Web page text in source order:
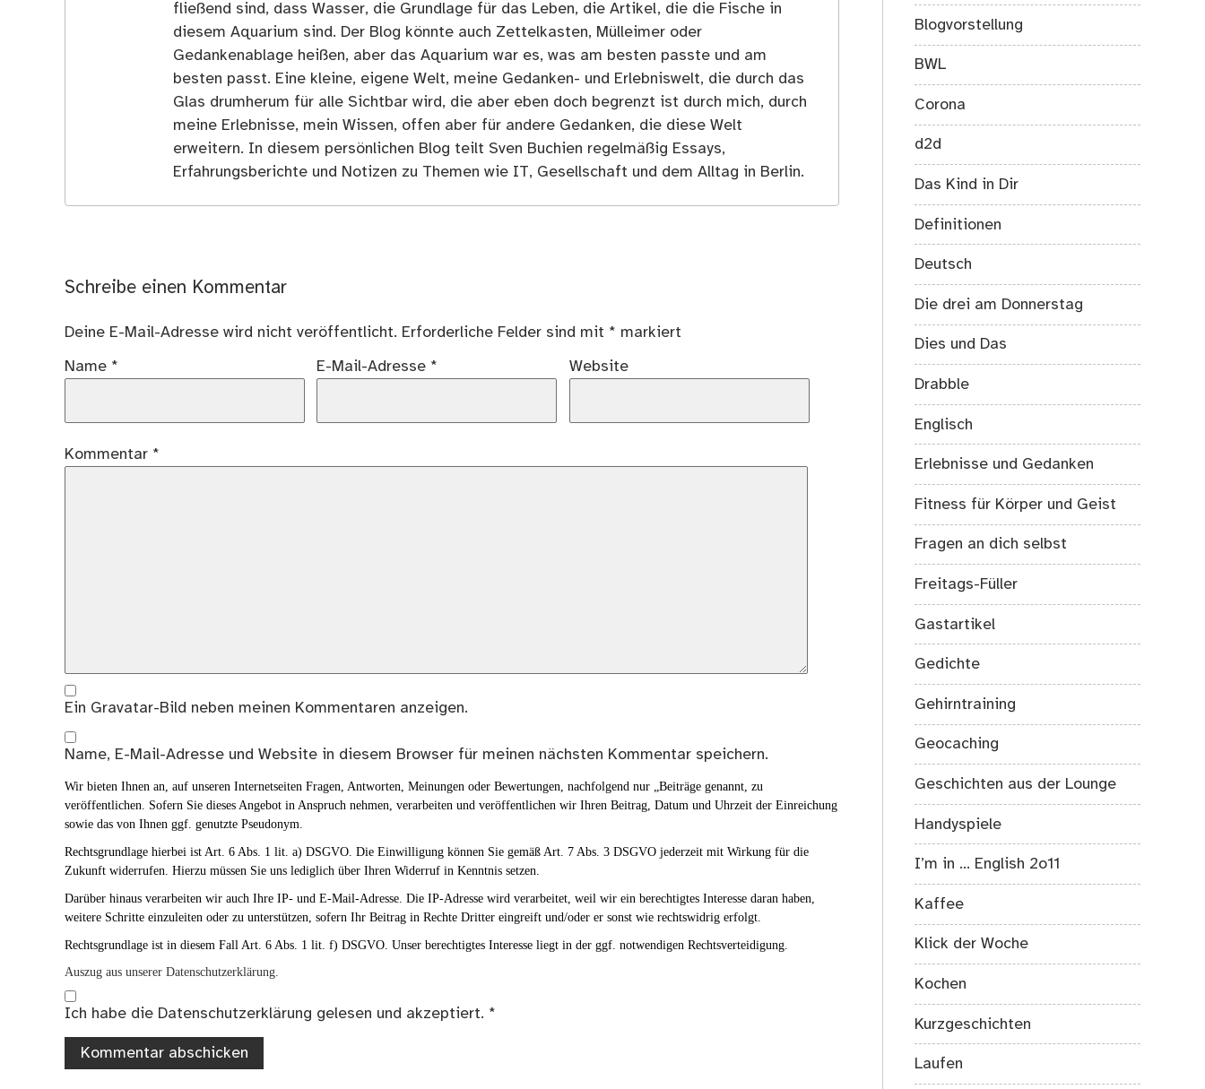
fließend sind, dass Wasser, die Grundlage für das Leben, die Artikel, die die Fische in
diesem Aquarium sind. Der Blog könnte auch Zettelkasten, Mülleimer oder
Gedankenablage heißen, aber das Aquarium war es, was am besten passte und am
besten passt. Eine kleine, eigene Welt, meine Gedanken- und Erlebniswelt, die durch das
Glas drumherum für alle Sichtbar wird, die aber eben doch begrenzt ist durch mich, durch
meine Erlebnisse, mein Wissen, offen aber für andere Gedanken, die diese Welt
erweitern. In diesem persönlichen Blog teilt Sven Buchien regelmäßig Essays,
Erfahrungsberichte und Notizen zu Themen wie IT, Gesellschaft und dem Alltag in Berlin.
Schreibe einen Kommentar
Deine E-Mail-Adresse wird nicht veröffentlicht. Erforderliche Felder sind mit * markiert
Name * E-Mail-Adresse * Website
Kommentar *
Ein Gravatar-Bild neben meinen Kommentaren anzeigen.
Name, E-Mail-Adresse und Website in diesem Browser für meinen nächsten Kommentar speichern.
Wir bieten Ihnen an, auf unseren Internetseiten Fragen, Antworten, Meinungen oder Bewertungen, nachfolgend nur „Beiträge genannt, zu
veröffentlichen. Sofern Sie dieses Angebot in Anspruch nehmen, verarbeiten und veröffentlichen wir Ihren Beitrag, Datum und Uhrzeit der Einreichung
sowie das von Ihnen ggf. genutzte Pseudonym.
Rechtsgrundlage hierbei ist Art. 6 Abs. 1 lit. a) DSGVO. Die Einwilligung können Sie gemäß Art. 7 Abs. 3 DSGVO jederzeit mit Wirkung für die
Zukunft widerrufen. Hierzu müssen Sie uns lediglich über Ihren Widerruf in Kenntnis setzen.
Darüber hinaus verarbeiten wir auch Ihre IP- und E-Mail-Adresse. Die IP-Adresse wird verarbeitet, weil wir ein berechtigtes Interesse daran haben,
weitere Schritte einzuleiten oder zu unterstützen, sofern Ihr Beitrag in Rechte Dritter eingreift und/oder er sonst wie rechtswidrig erfolgt.
Rechtsgrundlage ist in diesem Fall Art. 6 Abs. 1 lit. f) DSGVO. Unser berechtigtes Interesse liegt in der ggf. notwendigen Rechtsverteidigung.
Auszug aus unserer Datenschutzerklärung.
Ich habe die Datenschutzerklärung gelesen und akzeptiert. *
Blogvorstellung
BWL
Corona
d2d
Das Kind in Dir
Definitionen
Deutsch
Die drei am Donnerstag
Dies und Das
Drabble
Englisch
Erlebnisse und Gedanken
Fitness für Körper und Geist
Fragen an dich selbst
Freitags-Füller
Gastartikel
Gedichte
Gehirntraining
Geocaching
Geschichten aus der Lounge
Handyspiele
I’m in … English 2o11
Kaffee
Klick der Woche
Kochen
Kurzgeschichten
Laufen